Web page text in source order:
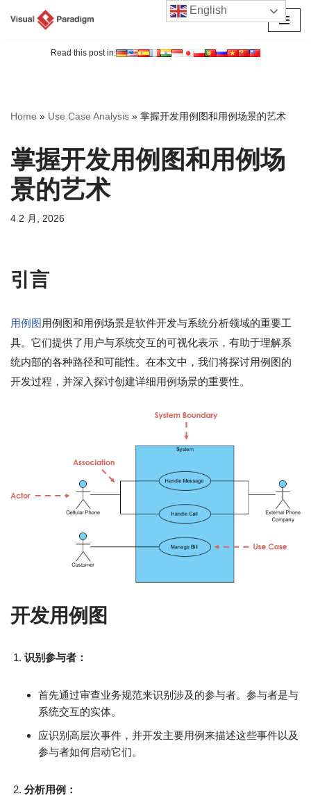
Read this post in:
Home » Use Case Analysis » 掌握开发用例图和用例场景的艺术
掌握开发用例图和用例场
景的艺术
4 2 月, 2026
引言
用例图用例图和用例场景是软件开发与系统分析领域的重要工
具。它们提供了用户与系统交互的可视化表示，有助于理解系
统内部的各种路径和可能性。在本文中，我们将探讨用例图的
开发过程，并深入探讨创建详细用例场景的重要性。
开发用例图
识别参与者：
首先通过审查业务规范来识别涉及的参与者。参与者是与
系统交互的实体。
应识别高层次事件，并开发主要用例来描述这些事件以及
参与者如何启动它们。
分析用例：
English